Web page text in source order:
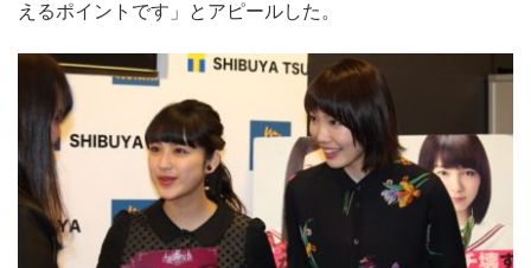
えるポイントです」とアピールした。